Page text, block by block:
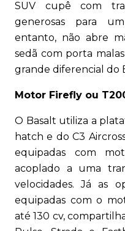
SUV cupê com
generosas para
entanto, não abre
sedã com porta
grande diferencial do
Motor Firefly ou
O Basalt utiliza a
hatch e do C3
equipadas com
acoplado a uma
velocidades. Já as
equipadas com o
até 130 cv,